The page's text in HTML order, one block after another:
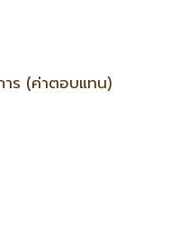
ร (ค่าตอบแทน)